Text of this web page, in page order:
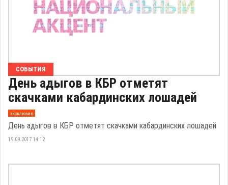
СОБЫТИЯ
День адыгов в КБР отметят
скачками кабардинских лошадей
эксклюзив
День адыгов в КБР отметят скачками кабардинских лошадей
19.09.2017 14:12